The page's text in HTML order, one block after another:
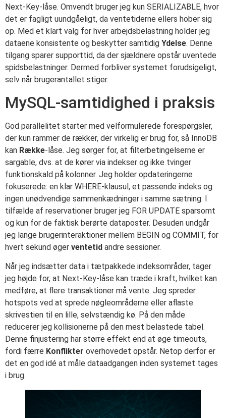
Next-Key-låse. Omvendt bruger jeg kun SERIALIZABLE, hvor
det er fagligt uundgåeligt, da ventetiderne ellers hober sig
op. Med et klart valg for hver arbejdsbelastning holder jeg
dataene konsistente og beskytter samtidig Ydelse. Denne
tilgang sparer supporttid, da der sjældnere opstår uventede
spidsbelastninger. Dermed forbliver systemet forudsigeligt,
selv når brugerantallet stiger.
MySQL-samtidighed i praksis
God parallelitet starter med velformulerede forespørgsler,
der kun rammer de rækker, der virkelig er brug for, så InnoDB
kan Række-låse. Jeg sørger for, at filterbetingelserne er
sargable, dvs. at de kører via indekser og ikke tvinger
funktionskald på kolonner. Jeg holder opdateringerne
fokuserede: en klar WHERE-klausul, et passende indeks og
ingen unødvendige sammenkædninger i samme sætning. I
tilfælde af reservationer bruger jeg FOR UPDATE sparsomt
og kun for de faktisk berørte dataposter. Desuden undgår
jeg lange brugerinteraktioner mellem BEGIN og COMMIT, for
hvert sekund øger ventetid andre sessioner.
Når jeg indsætter data i tætpakkede indeksområder, tager
jeg højde for, at Next-Key-låse kan træde i kraft, hvilket kan
medføre, at flere transaktioner må vente. Jeg spreder
hotspots ved at sprede nøgleområderne eller aflaste
skrivestien til en lille, selvstændig kø. På den måde
reducerer jeg kollisionerne på den mest belastede tabel.
Denne finjustering har større effekt end at øge timeouts,
fordi færre Konflikter overhovedet opstår. Netop derfor er
det en god idé at måle dataadgangen inden systemet tages
i brug.